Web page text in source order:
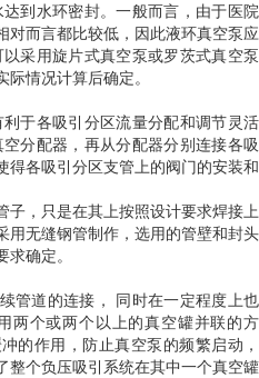
到水环密封。一般而言，由于医院
对而言都比较低，因此液环真空泵应
采用旋片式真空泵或罗茨式真空泵
情况计算后确定。
于各吸引分区流量分配和调节灵活
分配器，再从分配器分别连接各吸
得各吸引分区支管上的阀门的安装和
子，只是在其上按照设计要求焊接上
用无缝钢管制作，选用的管壁和封头
确定。
管道的连接， 同时在一定程度上也
两个或两个以上的真空罐并联的方
的作用，防止真空泵的频繁启动，
整个负压吸引系统在其中一个真空罐